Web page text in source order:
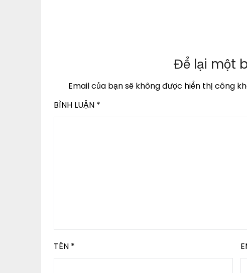
Để lại một
Email của bạn sẽ không được hiển thị công
BÌNH LUẬN *
TÊN *